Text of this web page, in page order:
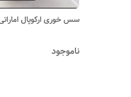
سس خوری ارکوپال
ناموجود